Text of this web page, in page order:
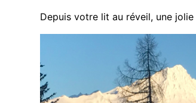
Depuis votre lit au réveil, une